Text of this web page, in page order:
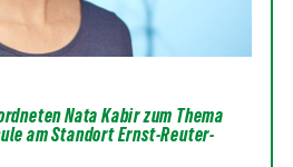
Nata Kabir zum Thema
am Standort Ernst-Reuter-